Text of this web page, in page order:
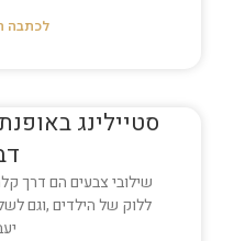
לכתבה
סטיילינג
שילובי צבעים הם דרך
ללוק של הילדים ,וגם